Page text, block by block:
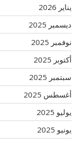
يناير 2026
ديسمبر 2025
نوفمبر 2025
أكتوبر 2025
سبتمبر 2025
أغسطس 2025
يوليو 2025
يونيو 2025